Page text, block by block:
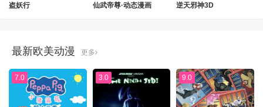
盗妖行 仙武帝尊·动态漫画 逆天邪神3D
最新欧美动漫 更多
7.0 3.0 9.0